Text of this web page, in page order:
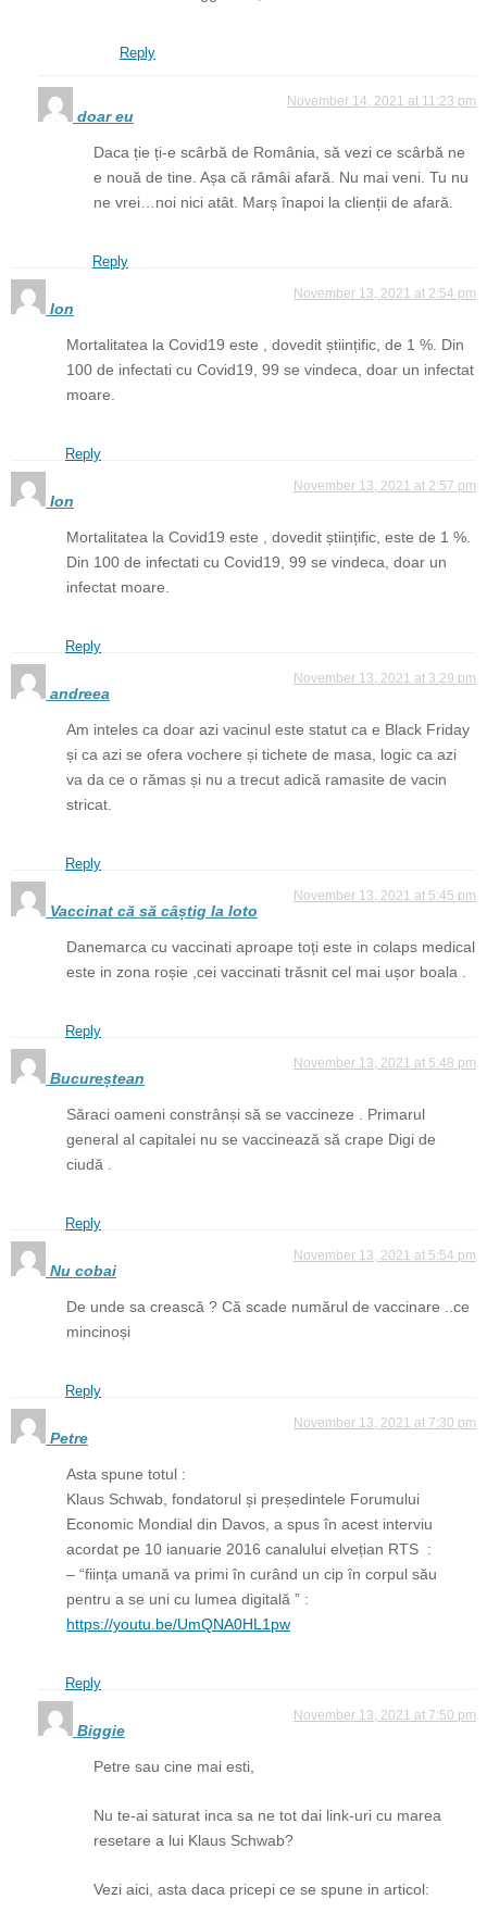
Reply
doar eu
November 14, 2021 at 11:23 pm
Daca ție ți-e scârbă de România, să vezi ce scârbă ne
e nouă de tine. Așa că rămâi afară. Nu mai veni. Tu nu
ne vrei…noi nici atât. Marș înapoi la clienții de afară.
Reply
Ion
November 13, 2021 at 2:54 pm
Mortalitatea la Covid19 este , dovedit științific, de 1 %. Din
100 de infectati cu Covid19, 99 se vindeca, doar un infectat
moare.
Reply
Ion
November 13, 2021 at 2:57 pm
Mortalitatea la Covid19 este , dovedit științific, este de 1 %.
Din 100 de infectati cu Covid19, 99 se vindeca, doar un
infectat moare.
Reply
andreea
November 13, 2021 at 3:29 pm
Am inteles ca doar azi vacinul este statut ca e Black Friday
și ca azi se ofera vochere și tichete de masa, logic ca azi
va da ce o rămas și nu a trecut adică ramasite de vacin
stricat.
Reply
Vaccinat că să câștig la loto
November 13, 2021 at 5:45 pm
Danemarca cu vaccinati aproape toți este in colaps medical
este in zona roșie ,cei vaccinati trăsnit cel mai ușor boala .
Reply
Bucureștean
November 13, 2021 at 5:48 pm
Săraci oameni constrânși să se vaccineze . Primarul
general al capitalei nu se vaccinează să crape Digi de
ciudă .
Reply
Nu cobai
November 13, 2021 at 5:54 pm
De unde sa crească ? Că scade numărul de vaccinare ..ce
mincinoși
Reply
Petre
November 13, 2021 at 7:30 pm
Asta spune totul :
Klaus Schwab, fondatorul și președintele Forumului
Economic Mondial din Davos, a spus în acest interviu
acordat pe 10 ianuarie 2016 canalului elvețian RTS :
– “ființa umană va primi în curând un cip în corpul său
pentru a se uni cu lumea digitală ” :
https://youtu.be/UmQNA0HL1pw
Reply
Biggie
November 13, 2021 at 7:50 pm
Petre sau cine mai esti,
Nu te-ai saturat inca sa ne tot dai link-uri cu marea
resetare a lui Klaus Schwab?
Vezi aici, asta daca pricepi ce se spune in articol: